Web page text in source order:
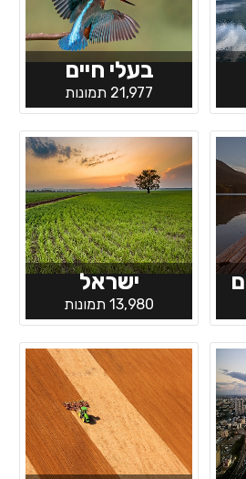
בעלי חיים
21,977 תמונות
ישראל
13,980 תמונות